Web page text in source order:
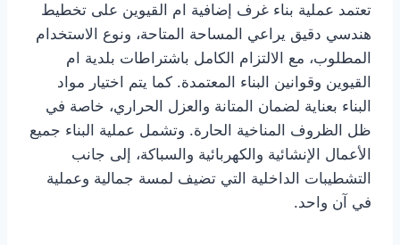
تعتمد عملية بناء غرف إضافية ام القيوين على تخطيط
هندسي دقيق يراعي المساحة المتاحة، ونوع الاستخدام
المطلوب، مع الالتزام الكامل باشتراطات بلدية ام
القيوين وقوانين البناء المعتمدة. كما يتم اختيار مواد
البناء بعناية لضمان المتانة والعزل الحراري، خاصة في
ظل الظروف المناخية الحارة. وتشمل عملية البناء جميع
الأعمال الإنشائية والكهربائية والسباكة، إلى جانب
التشطيبات الداخلية التي تضيف لمسة جمالية وعملية
في آن واحد.